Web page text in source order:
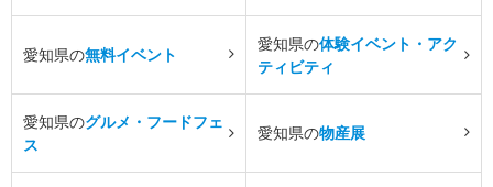
愛知県の無料イベント
愛知県の体験イベント・アク
ティビティ
愛知県のグルメ・フードフェ
ス
愛知県の物産展